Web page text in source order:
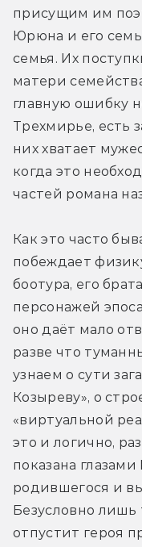
присущим им
Юрюна и его
семья. Их
матери
главную ошибку
Трехмирье, есть
них хватает
когда это
частей романа
Как это часто
побеждает
боотура, его
персонажей
оно даёт мало
разве что
узнаем о сути
Козыреву», о
«виртуальной
это и логично,
показана
родившегося и
Безусловно лишь
отпустит героя